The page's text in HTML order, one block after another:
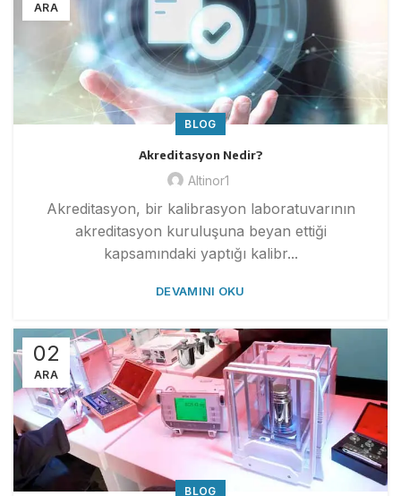
ARA
BLOG
Akreditasyon Nedir?
Altinor1
Akreditasyon, bir kalibrasyon laboratuvarının
akreditasyon kuruluşuna beyan ettiği
kapsamındaki yaptığı kalibr...
DEVAMINI OKU
02
ARA
BLOG